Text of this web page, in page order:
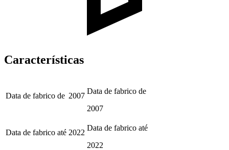
Características
Data de fabrico de 2007
Data de fabrico de
2007
Data de fabrico até 2022
Data de fabrico até
2022